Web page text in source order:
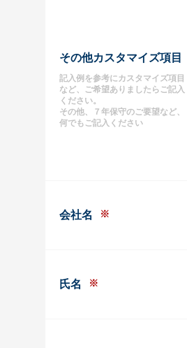
その他カスタマイズ項目
記入例を参考にカスタマイズ項目
など、ご希望ありましたらご記入
ください。
その他、７年保守のご要望など、
何でもご記入ください
会社名 ※
氏名 ※